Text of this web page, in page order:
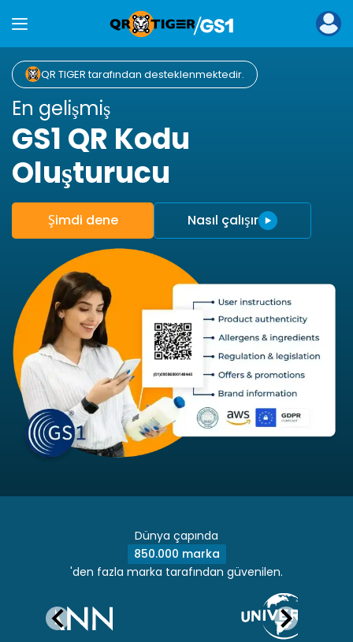
QR TIGER tarafından desteklenmektedir.
En gelişmiş
GS1 QR Kodu
Oluşturucu
Şimdi dene Nasıl çalışır
Dünya çapında
850.000 marka
'den fazla marka tarafından güvenilen.